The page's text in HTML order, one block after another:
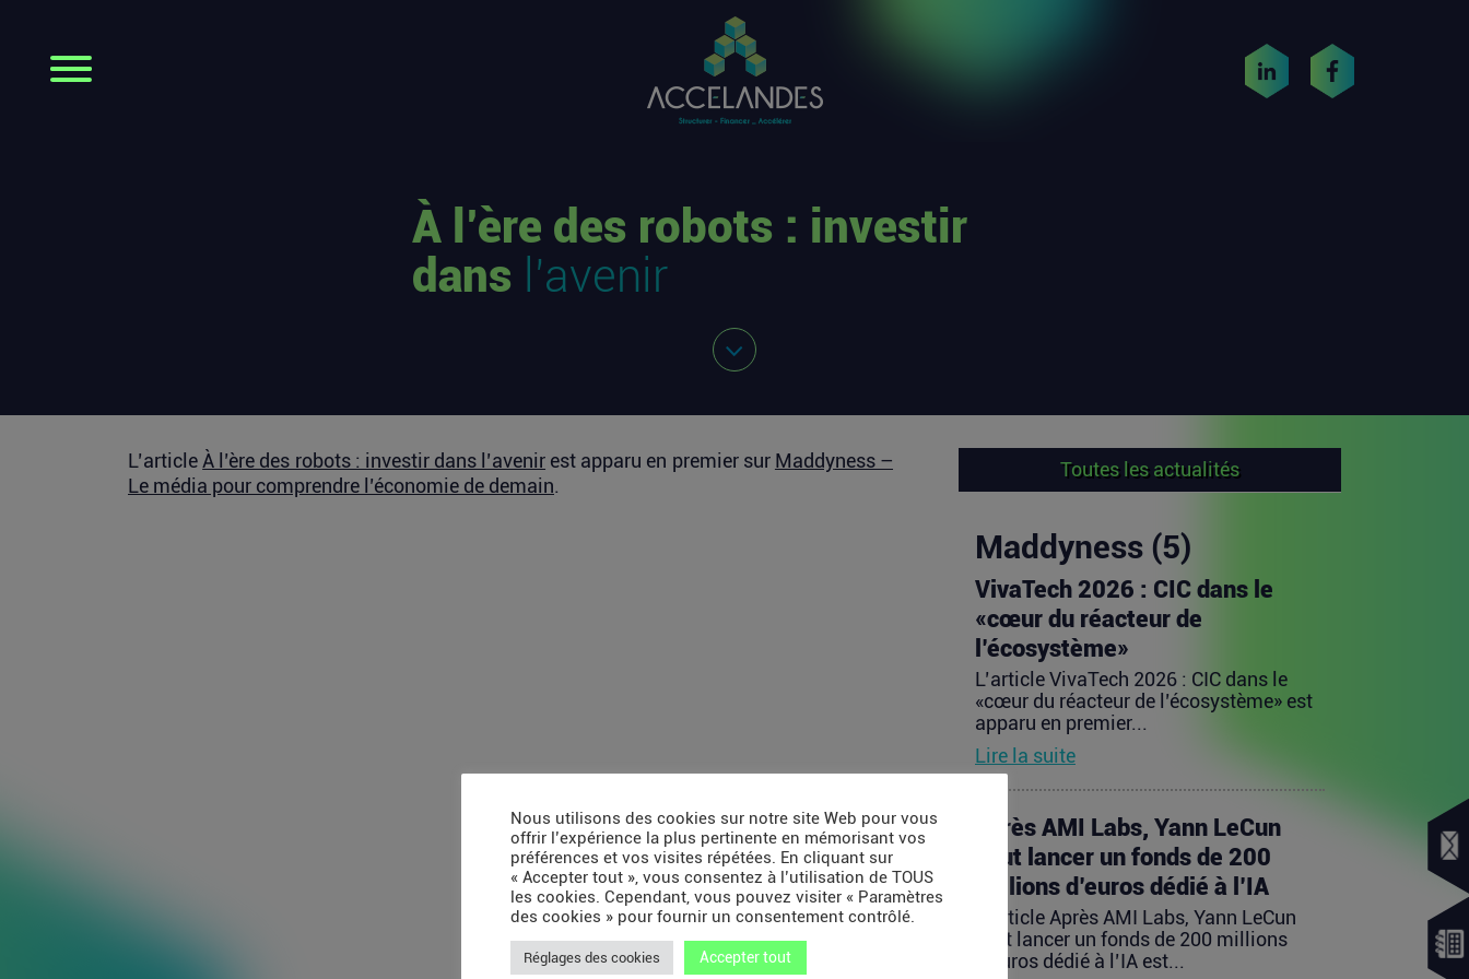
À l’ère des robots : investir
dans l’avenir
L’article À l’ère des robots : investir dans l’avenir est apparu en premier sur Maddyness –
Le média pour comprendre l’économie de demain.
Toutes les actualités
Maddyness (5)
VivaTech 2026 : CIC dans le
«cœur du réacteur de
l’écosystème»
L’article VivaTech 2026 : CIC dans le
«cœur du réacteur de l’écosystème» est
apparu en premier...
Lire la suite
Après AMI Labs, Yann LeCun
veut lancer un fonds de 200
millions d’euros dédié à l’IA
L’article Après AMI Labs, Yann LeCun
veut lancer un fonds de 200 millions
d’euros dédié à l’IA est...
Nous utilisons des cookies sur notre site Web pour vous
offrir l’expérience la plus pertinente en mémorisant vos
préférences et vos visites répétées. En cliquant sur
« Accepter tout », vous consentez à l’utilisation de TOUS
les cookies. Cependant, vous pouvez visiter « Paramètres
des cookies » pour fournir un consentement contrôlé.
Réglages des cookies Accepter tout